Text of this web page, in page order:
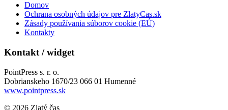
Domov
Ochrana osobných údajov pre ZlatyCas.sk
Zásady používania súborov cookie (EÚ)
Kontakty
Kontakt / widget
PointPress s. r. o.
Dobrianskeho 1670/23 066 01 Humenné
www.pointpress.sk
© 2026 Zlatý čas